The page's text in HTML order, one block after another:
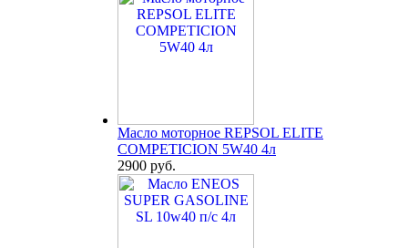
Масло моторное REPSOL ELITE
COMPETICION 5W40 4л
2900 руб.